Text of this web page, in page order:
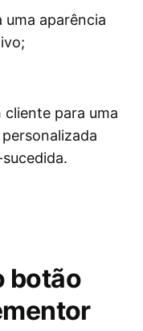
aparência
para uma
botão